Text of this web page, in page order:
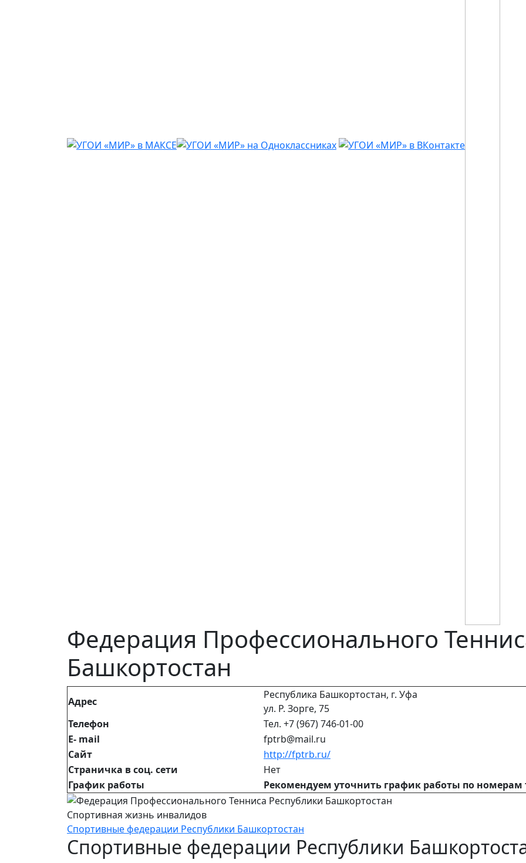
Федерация Профессионального
Башкортостан
Адрес
Республика Башкортостан, г. Уфа
ул. Р. Зорге, 75
Телефон
Тел. +7 (967) 746-01-00
E- mail
fptrb@mail.ru
Сайт
http://fptrb.ru/
Страничка в соц. сети
Нет
График работы
Рекомендуем уточнить график работы по номерам
Спортивная жизнь инвалидов
Спортивные федерации Республики Башкортостан
Спортивные федерации Республики